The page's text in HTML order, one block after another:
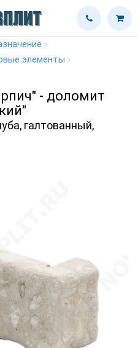
›
элементы ›
- доломит
галтованный,